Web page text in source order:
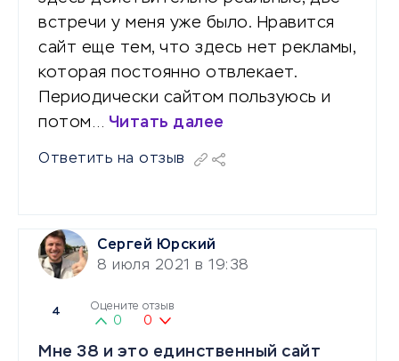
встречи у меня уже было. Нравится
сайт еще тем, что здесь нет рекламы,
которая постоянно отвлекает.
Периодически сайтом пользуюсь и
потом… Читать далее
Ответить на отзыв
Сергей Юрский
8 июля 2021 в 19:38
4 Оцените отзыв
0 0
Мне 38 и это единственный сайт